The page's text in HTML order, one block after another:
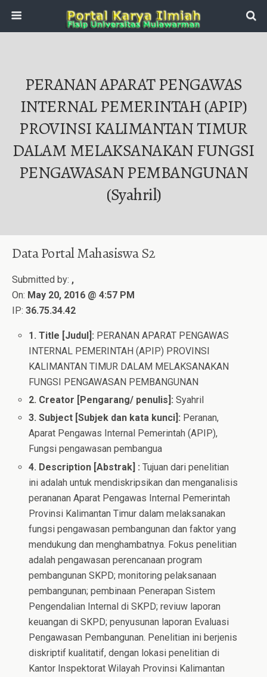
PERANAN APARAT PENGAWAS
INTERNAL PEMERINTAH (APIP)
PROVINSI KALIMANTAN TIMUR
DALAM MELAKSANAKAN FUNGSI
PENGAWASAN PEMBANGUNAN
(Syahril)
Data Portal Mahasiswa S2
Submitted by: ,
On: May 20, 2016 @ 4:57 PM
IP: 36.75.34.42
1. Title [Judul]: PERANAN APARAT PENGAWAS
INTERNAL PEMERINTAH (APIP) PROVINSI
KALIMANTAN TIMUR DALAM MELAKSANAKAN
FUNGSI PENGAWASAN PEMBANGUNAN
2. Creator [Pengarang/ penulis]: Syahril
3. Subject [Subjek dan kata kunci]: Peranan,
Aparat Pengawas Internal Pemerintah (APIP),
Fungsi pengawasan pembangua
4. Description [Abstrak] : Tujuan dari penelitian
ini adalah untuk mendiskripsikan dan menganalisis
perananan Aparat Pengawas Internal Pemerintah
Provinsi Kalimantan Timur dalam melaksanakan
fungsi pengawasan pembangunan dan faktor yang
mendukung dan menghambatnya. Fokus penelitian
adalah pengawasan perencanaan program
pembangunan SKPD; monitoring pelaksanaan
pembangunan; pembinaan Penerapan Sistem
Pengendalian Internal di SKPD; reviuw laporan
keuangan di SKPD; penyusunan laporan Evaluasi
Pengawasan Pembangunan. Penelitian ini berjenis
diskriptif kualitatif, dengan lokasi penelitian di
Kantor Inspektorat Wilayah Provinsi Kalimantan